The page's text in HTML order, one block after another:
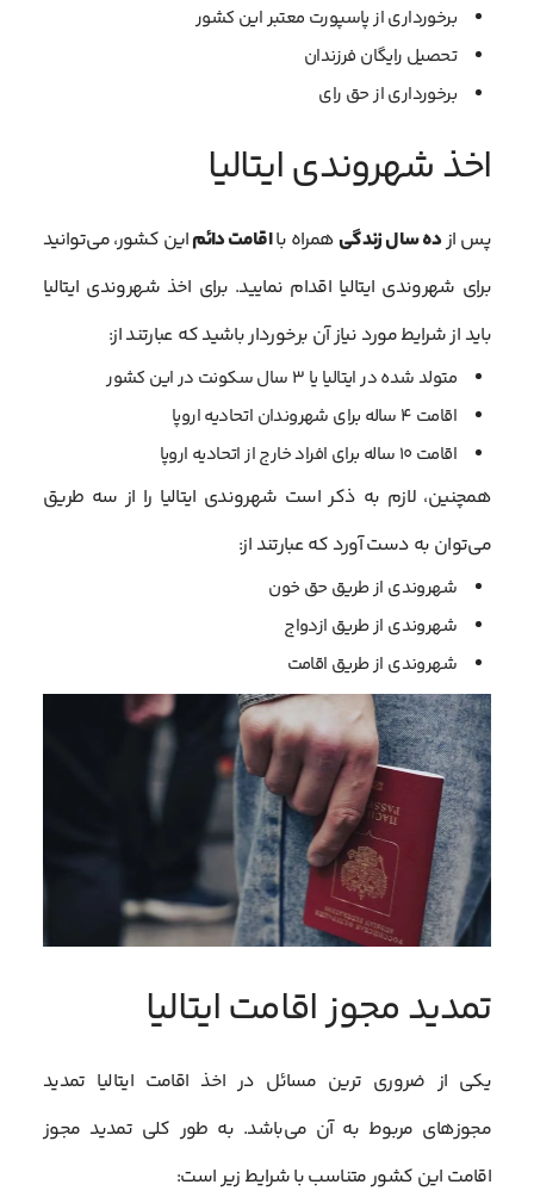
برخورداری از پاسپورت معتبر این کشور
تحصیل رایگان فرزندان
برخورداری از حق رای
اخذ شهروندی ایتالیا
پس ازده سال زندگی همراه بااقامت دائماین کشور، می‌توانید
برای شهروندی ایتالیا اقدام نمایید. برای اخذ شهروندی ایتالیا
باید از شرایط مورد نیاز آن برخوردار باشید که عبارتند از:
متولد شده در ایتالیا یا ۳ سال سکونت در این کشور
اقامت ۴ ساله برای شهروندان اتحادیه اروپا
اقامت ۱۰ ساله برای افراد خارج از اتحادیه اروپا
همچنین، لازم به ذکر است شهروندی ایتالیا را از سه طریق
می‌توان به دست آورد که عبارتند از:
شهروندی از طریق حق خون
شهروندی از طریق ازدواج
شهروندی از طریق اقامت
تمدید مجوز اقامت ایتالیا
یکی از ضروری ترین مسائل در اخذ اقامت ایتالیا تمدید
مجوزهای مربوط به آن می‌باشد. به طور کلی تمدید مجوز
اقامت این کشور متناسب با شرایط زیر است: